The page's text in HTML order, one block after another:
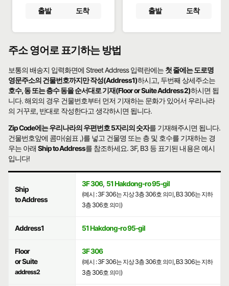
출발 도착 출발 도착
주소 영어로 표기하는 방법
보통의 배송지 입력화면에 Street Address 입력란에는 첫 줄에는 도로명
영문주소의 건물번호까지만 작성(Address1)하시고, 두번째 상세주소는
호수, 동 또는 층수 동을 순서대로 기재(Floor or Suite Address2)하시면 됩
니다. 해외의 경우 건물번호부터 먼저 기재하는 문화가 있어서 우리나라
의 거꾸로, 반대로 작성한다고 생각하시면 됩니다.
Zip Code에는 우리나라의 우편번호 5자리의 숫자를 기재해주시면 됩니다.
건물번호앞에 콤마(쉼표 ,)를 넣고 건물명 또는 층 및 호수를 기재하는 경
우는 아래Ship to Address를 참조하세요. 3F, B3 등 표기된 내용은 예시
입니다!
Ship
to Address
3F 306, 51 Hakdong-ro 95-gil
(예시 : 3F 306는 지상 3층 306호 의미, B3 306는 지하
3층 306호 의미)
Address1 51 Hakdong-ro 95-gil
Floor
or Suite
address2
3F 306
(예시 : 3F 306는 지상 3층 306호 의미, B3 306는 지하
3층 306호 의미)